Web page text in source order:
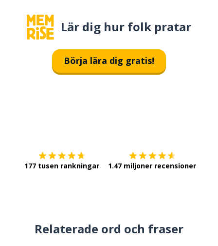
Lär dig hur folk pratar
Börja lära dig gratis!
177 tusen rankningar 1.47 miljoner recensioner
Relaterade ord och fraser